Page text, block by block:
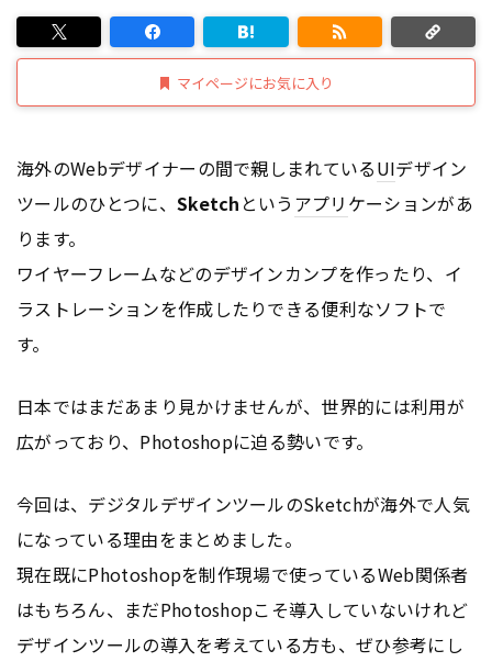
マイページにお気に入り
海外のWebデザイナーの間で親しまれているUIデザイン
ツールのひとつに、 Sketch という アプリ ケーションがあ
ります。
ワイヤーフレームなどのデザインカンプを作ったり、イ
ラストレーションを作成したりできる便利なソフトで
す。
日本ではまだあまり見かけませんが、世界的には利用が
広がっており、Photoshopに迫る勢いです。
今回は、デジタルデザインツールのSketchが海外で人気
になっている理由をまとめました。
現在既にPhotoshopを制作現場で使っているWeb関係者
はもちろん、まだPhotoshopこそ導入していないけれど
デザインツールの導入を考えている方も、ぜひ参考にし